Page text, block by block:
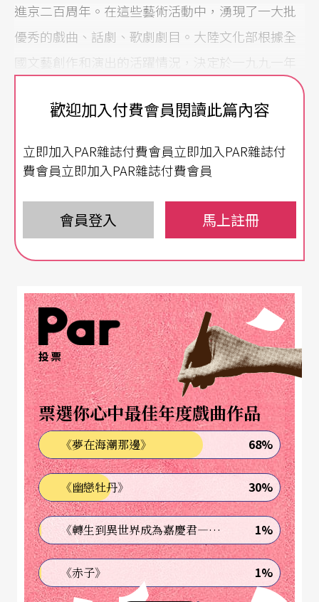
進京二百周年。在這些藝術活動中，湧現了一大批
優秀的戲曲、話劇、歌劇劇目。大陸文化部根據全
國文藝創作和演出的活躍情況，決定於一九九一年
始設置文華獎，目的是正確引導文藝創作的方向，
用新的劇目宣傳積極的、健康的思想，弘揚民族優
新編歷史戲、經過改編整理的傳統戲，避免「老戲
培養受到影響；提高文藝評奬的水平和質量，以彌
補和糾正過去評奬標準不統一和過濫的情況，建立
良性的、有效的文藝評奬機制。
文華奬強調綜合性集體成就
評奬設戲曲、話劇、歌劇、舞劇、歌舞樂舞、兒童
劇六大門類。由文化部領導、藝術管理官員和文藝
界知名學者專家組成評奬委員會進行運作，要求具
有公正性和權威性。文華奬的條件是參評的劇目必
須是新劇目，老的傳統戲不參評。所謂劇目，包括
編劇、導演、表演、音樂、舞美等項，劇目是綜合
性的整體藝術呈現。文華奬的特點是三不照顧：不
照顧地區、不照顧演員、不照顧過去已經取得的成
就。文華奬強調綜合性的集體奬，只有獲得大奬、
新劇目和新節目之後，才有資格評選編、導、演、
歡迎加入付費會員閱讀此篇內容
立即加入PAR雜誌付費會員立即加入PAR雜誌付
費會員立即加入PAR雜誌付費會員
會員登入 馬上註冊
投票
票選你心中最佳年度戲曲作品
《夢在海潮那邊》 68%
《幽戀牡丹》 30%
《轉生到異世界成為嘉慶君—發現我的祖先是詐騙集團!?》 1%
《赤子》 1%